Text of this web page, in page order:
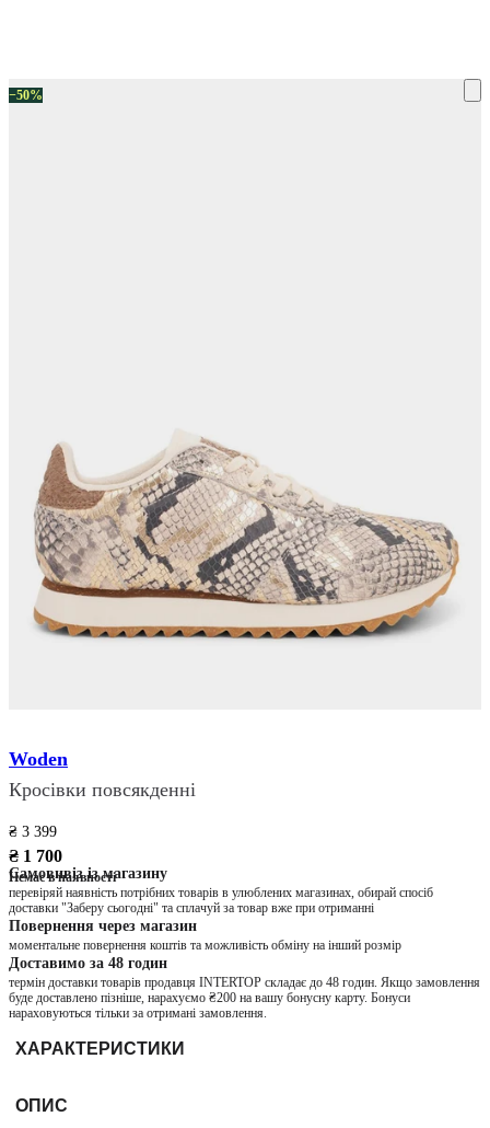
−50%
Woden
Кросівки повсякденні
₴ 3 399
₴ 1 700
Немає в наявності
Самовивіз із магазину
перевіряй наявність потрібних товарів в улюблених магазинах, обирай спосіб
доставки "Заберу сьогодні" та сплачуй за товар вже при отриманні
Повернення через магазин
моментальне повернення коштів та можливість обміну на інший розмір
Доставимо за 48 годин
термін доставки товарів продавця INTERTOP складає до 48 годин. Якщо замовлення
буде доставлено пізніше, нарахуємо ₴200 на вашу бонусну карту. Бонуси
нараховуються тільки за отримані замовлення.
ХАРАКТЕРИСТИКИ
ОПИС